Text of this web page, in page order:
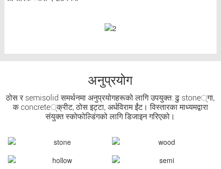
अनुप्रयोग
ठोस र semisolid समर्थनमा अनुप्रयोगहरूको लागि उपयुक्त: ढु stone्गा,
क concrete्क्रीट, ठोस इट्टा, अर्धविराम ईंट। विस्तारका माध्यमद्वारा
संयुक्त स्कोफोल्डिंगको लागि डिजाइन गरिएको।